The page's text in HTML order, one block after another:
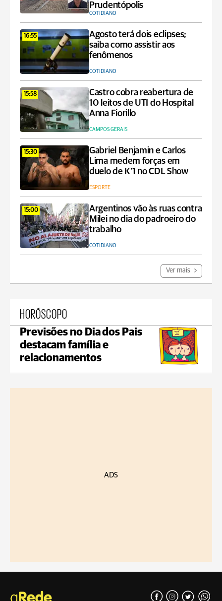
Prudentópolis
COTIDIANO
16:55
Agosto terá dois eclipses;
saiba como assistir aos
fenômenos
COTIDIANO
15:58
Castro cobra reabertura de
10 leitos de UTI do Hospital
Anna Fiorillo
CAMPOS GERAIS
15:30
Gabriel Benjamin e Carlos
Lima medem forças em
duelo de K’1 no CDL Show
ESPORTE
15:00
Argentinos vão às ruas contra
Milei no dia do padroeiro do
trabalho
COTIDIANO
Ver mais
HORÓSCOPO
Previsões no Dia dos Pais
destacam família e
relacionamentos
ADS